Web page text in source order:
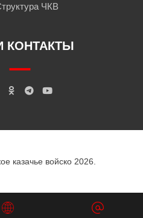
ЧКВ
КОНТАКТЫ
казачье войско 2026.